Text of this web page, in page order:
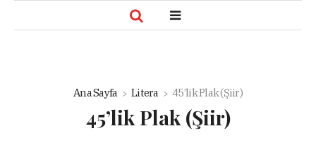
Ana Sayfa Litera 45’lik Plak (Şiir)
45’lik Plak (Şiir)